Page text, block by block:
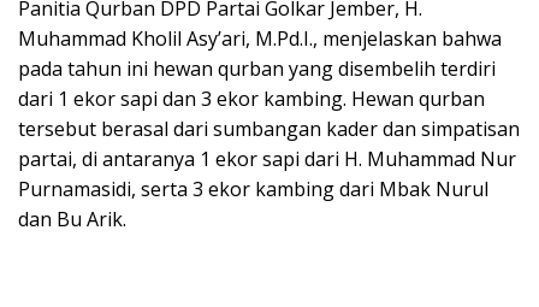
​Panitia Qurban DPD Partai Golkar Jember, H.
Muhammad Kholil Asy’ari, M.Pd.I., menjelaskan bahwa
pada tahun ini hewan qurban yang disembelih terdiri
dari 1 ekor sapi dan 3 ekor kambing. Hewan qurban
tersebut berasal dari sumbangan kader dan simpatisan
partai, di antaranya 1 ekor sapi dari H. Muhammad Nur
Purnamasidi, serta 3 ekor kambing dari Mbak Nurul
dan Bu Arik.